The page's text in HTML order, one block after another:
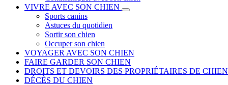
VIVRE AVEC SON CHIEN
Sports canins
Astuces du quotidien
Sortir son chien
Occuper son chien
VOYAGER AVEC SON CHIEN
FAIRE GARDER SON CHIEN
DROITS ET DEVOIRS DES PROPRIÉTAIRES DE CHIEN
DÉCÈS DU CHIEN